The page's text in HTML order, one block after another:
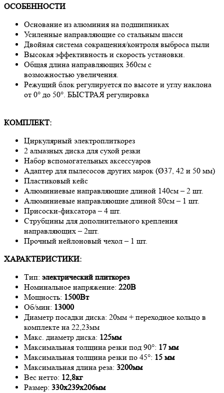
ОСОБЕННОСТИ
Основание из алюминия на подшипниках
Усиленные направляющие со стальным шасси
Двойная система сокращения/контроля выброса пыли
Высокая эффективность и скорость установки.
Общая длина направляющих 360см с
возможностью увеличения.
Режущий блок регулируется по высоте и углу наклона
от 0° до 50°. БЫСТРАЯ регулировка
КОМПЛЕКТ:
Циркулярный электроплиткорез
2 алмазных диска для сухой резки
Набор вспомогательных аксессуаров
Адаптер для пылесосов других марок (Ø37, 42 и 50 мм)
Пластиковый кейс
Алюминиевые направляющие длиной 140см – 2 шт.
Алюминиевые направляющие длиной 80см – 1 шт.
Присоски-фиксатора – 4 шт.
Струбцины для дополнительного крепления
направляющих – 2шт.
Прочный нейлоновый чехол – 1 шт.
ХАРАКТЕРИСТИКИ:
Тип: электрический плиткорез
Номинальное напряжение: 220В
Мощность: 1500Вт
Об/мин: 13000
Диаметр посадки диска: 20мм + переходное кольцо в
комплекте на 22,23мм
Макс. диаметр диска: 125мм
Максимальная толщина резки под 90°: 17 мм
Максимальная толщина резки по 45°: 15 мм
Максимальная длина реза: 3200мм
Вес нетто: 12,8кг
Размер: 330x239x206мм